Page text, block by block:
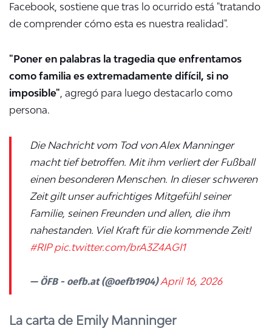
Facebook, sostiene que tras lo ocurrido está "tratando
de comprender cómo esta es nuestra realidad".
"Poner en palabras la tragedia que enfrentamos
como familia es extremadamente difícil, si no
imposible", agregó para luego destacarlo como
persona.
Die Nachricht vom Tod von Alex Manninger
macht tief betroffen. Mit ihm verliert der Fußball
einen besonderen Menschen. In dieser schweren
Zeit gilt unser aufrichtiges Mitgefühl seiner
Familie, seinen Freunden und allen, die ihm
nahestanden. Viel Kraft für die kommende Zeit!
#RIP pic.twitter.com/brA3Z4AGI1
— ÖFB - oefb.at (@oefb1904)April 16, 2026
La carta de Emily Manninger